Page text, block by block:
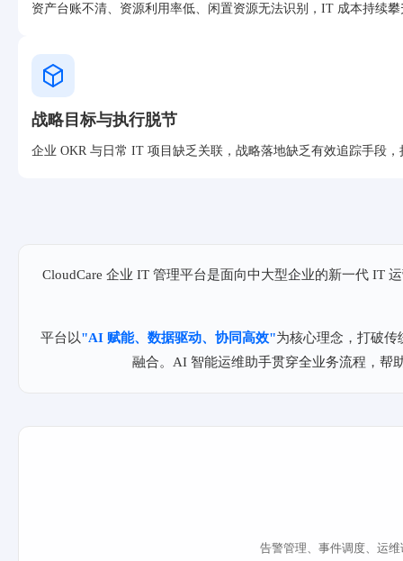
资产台账不清、资源利用率低、闲置资源无法识别，IT 成本持续
战略目标与执行脱节
企业 OKR 与日常 IT 项目缺乏关联，战略落地缺乏有效追踪手段
CloudCare 企业 IT 管理平台是面向中大型企业的新一代 IT
平台以"AI 赋能、数据驱动、协同高效"为核心理念，打破
融合。AI 智能运维助手贯穿全业务流程，帮
告警管理、事件调度、运